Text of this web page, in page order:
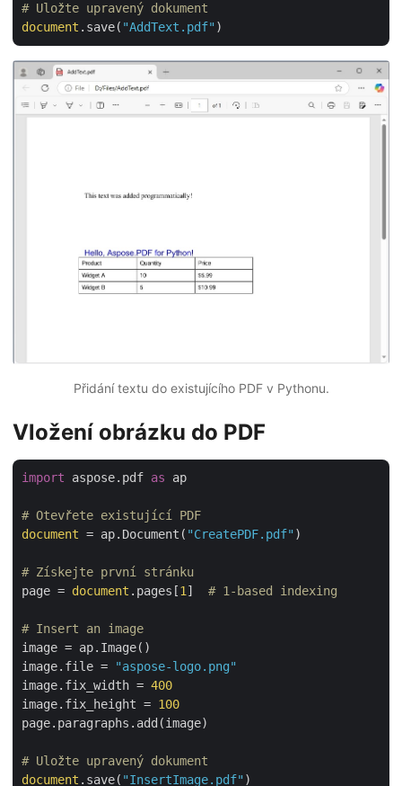
# Uložte upravený dokument
document .save( "AddText.pdf"
Přidání textu do existujícího PDF v Pythonu.
Vložení obrázku do PDF
import aspose.pdf as ap
# Otevřete existující PDF
document = ap.Document( "CreatePDF.pdf" )
# Získejte první stránku
page = document .pages[1 ] # 1-based indexing
# Insert an image
image = ap.Image()
image.file =
"aspose-logo.png"
image.fix_width = 400
image.fix_height = 100
page.paragraphs.add(image)
# Uložte upravený dokument
document .save( "InsertImage.pdf"